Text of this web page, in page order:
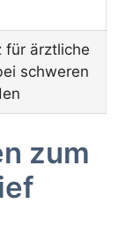
für ärztliche
schweren
zum